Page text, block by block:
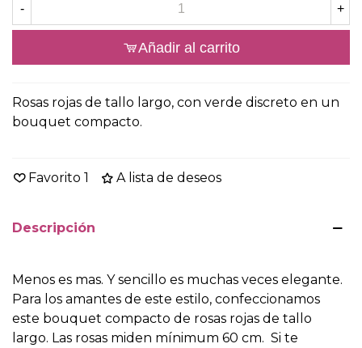
- +
Añadir al carrito
Rosas rojas de tallo largo, con verde discreto en un
bouquet compacto.
Favorito 1 A lista de deseos
Descripción
Menos es mas. Y sencillo es muchas veces elegante.
Para los amantes de este estilo, confeccionamos
este bouquet compacto de rosas rojas de tallo
largo. Las rosas miden mínimum 60 cm. Si te